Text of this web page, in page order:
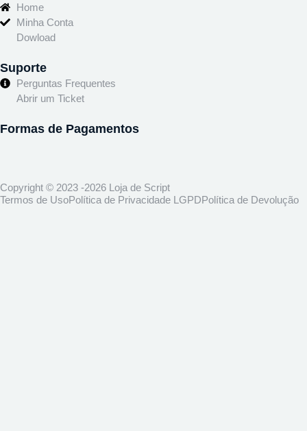
Home
Minha Conta
Dowload
Suporte
Perguntas Frequentes
Abrir um Ticket
Formas de Pagamentos
Copyright © 2023 -2026 Loja de Script
Termos de UsoPolítica de Privacidade LGPDPolítica de Devolução